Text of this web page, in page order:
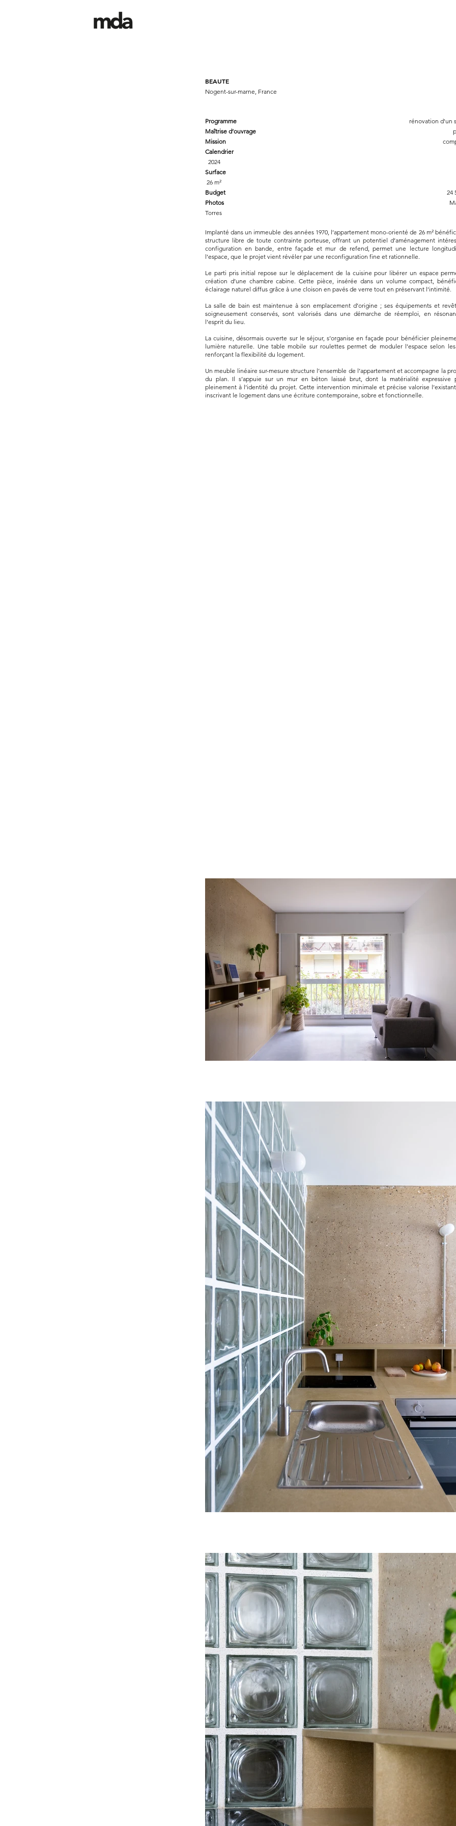
BEAUTE
Nogent-sur-marne, France
Programme
rénovation d'un
Maîtrise d’ouvrage
Mission
Calendrier
2024
Surface
26 m²
Budget
24 500
Photos
Torres
Implanté dans un immeuble des années 1970, l’appartement mono-orienté de 26 m²
structure libre de toute contrainte porteuse, offrant un potentiel d’aménagement
configuration en bande, entre façade et mur de refend, permet une lecture
l’espace, que le projet vient révéler par une reconfiguration fine et rationnelle.
Le parti pris initial repose sur le déplacement de la cuisine pour libérer un espace
création d’une chambre cabine. Cette pièce, insérée dans un volume compact,
éclairage naturel diffus grâce à une cloison en pavés de verre tout en préservant l’intimité.
La salle de bain est maintenue à son emplacement d’origine ; ses équipements et
soigneusement conservés, sont valorisés dans une démarche de réemploi, en
l’esprit du lieu.
La cuisine, désormais ouverte sur le séjour, s’organise en façade pour bénéficier
lumière naturelle. Une table mobile sur roulettes permet de moduler l’espace selon les
renforçant la flexibilité du logement.
Un meuble linéaire sur-mesure structure l’ensemble de l’appartement et accompagne la
du plan. Il s’appuie sur un mur en béton laissé brut, dont la matérialité expressive
pleinement à l’identité du projet. Cette intervention minimale et précise valorise
inscrivant le logement dans une écriture contemporaine, sobre et fonctionnelle.